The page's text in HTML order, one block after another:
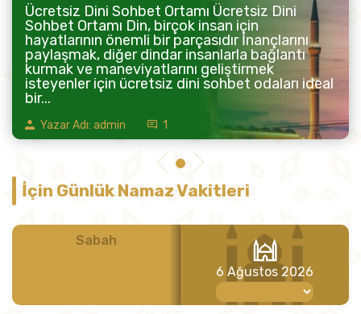
Ücretsiz Dini Sohbet Ortamı Ücretsiz Dini
Sohbet Ortamı Din, birçok insan için
hayatlarının önemli bir parçasıdır İnançlarını
paylaşmak, diğer dindar insanlarla bağlantı
kurmak ve maneviyatlarını geliştirmek
isteyenler için ücretsiz dini sohbet odaları ideal
bir...
Yazar Adı: admin 1
İçin Günlük Namaz Vakitleri
Sabah Öğle
6 Ağustos 2026